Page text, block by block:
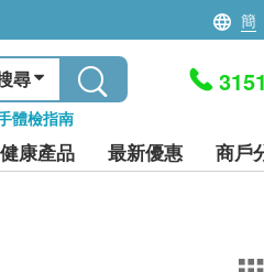
簡
尋
體檢指南
健康產品 最新優惠 商戶